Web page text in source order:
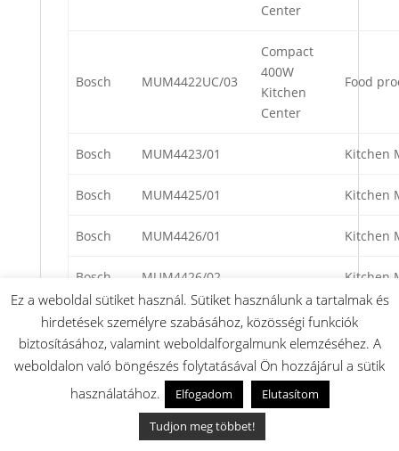
Center
Bosch MUM4422UC/03
Compact
400W
Kitchen
Center
Food
Bosch MUM4423/01 Kitchen
Bosch MUM4425/01 Kitchen
Bosch MUM4426/01 Kitchen
Bosch MUM4426/02 Kitchen
Bosch MUM4426/03 Kitchen
Bosch MUM4426/04 Kitchen
Bosch MUM4426/05
MUM4426/07
Ez a weboldal sütiket használ. Sütiket használunk a tartalmak és
hirdetések személyre szabásához, közösségi funkciók
biztosításához, valamint weboldalforgalmunk elemzéséhez. A
weboldalon való böngészés folytatásával Ön hozzájárul a sütik
használatához.
Elfogadom
Elutasítom
Tudjon meg többet!